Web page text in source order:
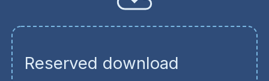
Reserved download